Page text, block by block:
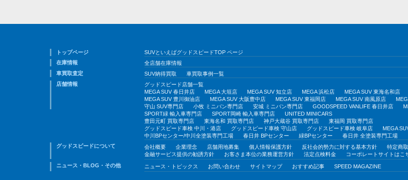
トップページ
SUVといえばグッドスピードTOP ページ
在庫情報
全店舗在庫情報
車買取査定
SUV納得買取
車買取事例一覧
店舗情報
グッドスピード店舗一覧
MEGA SUV 春日井店
MEGA 大垣店 MEGA SUV 知立店 MEGA 浜松店 MEGA SUV 東海名和店
MEGA SUV 豊川御油店
MEGA SUV 大阪豊中店 MEGA SUV 東福岡店 MEGA SUV 南風原店
守山 SUV専門店
小牧 ミニバン専門店 安城 ミニバン専門店 GOODSPEED VANLIFE 春日井店
SPORT緑 輸入車専門店
SPORT岡崎 輸入車専門店
UNITED MINICARS
豊田元町 買取専門店
東海名和 買取専門店 神戸大蔵谷 買取専門店
東福岡 買取専門店
グッドスピード車検 中川・港店
グッドスピード車検 守山店 グッドスピード車検 岐阜店
MEGA
中川BPセンター/中川全塗装専門工場
春日井 BPセンター 緑BPセンター
春日井 全塗装専門工場
グッドスピードについて
会社概要 企業理念 店舗用地募集 個人情報保護方針 反社会的勢力に対する基本方針 特定商
金融サービス提供の勧誘方針
お客さま本位の業務運営方針 法定点検料金
コーポレートサイトはこ
ニュース・BLOG・その他
ニュース・トピックス お問い合わせ サイトマップ おすすめ記事 SPEED MAGAZINE